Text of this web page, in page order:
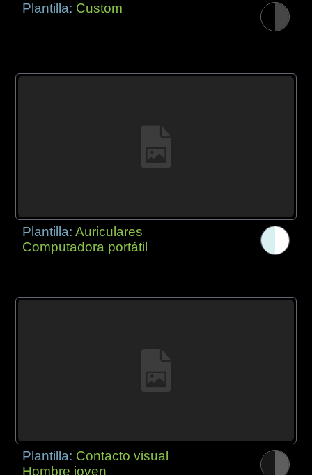
Plantilla: Custom
Plantilla:Auriculares
Computadora portátil
Plantilla: Contacto visual
Hombre joven